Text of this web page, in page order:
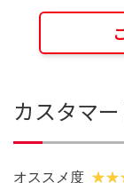
カスタマ
オススメ度